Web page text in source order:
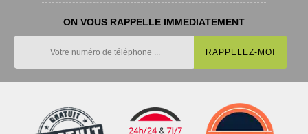
ON VOUS RAPPELLE IMMEDIATEMENT